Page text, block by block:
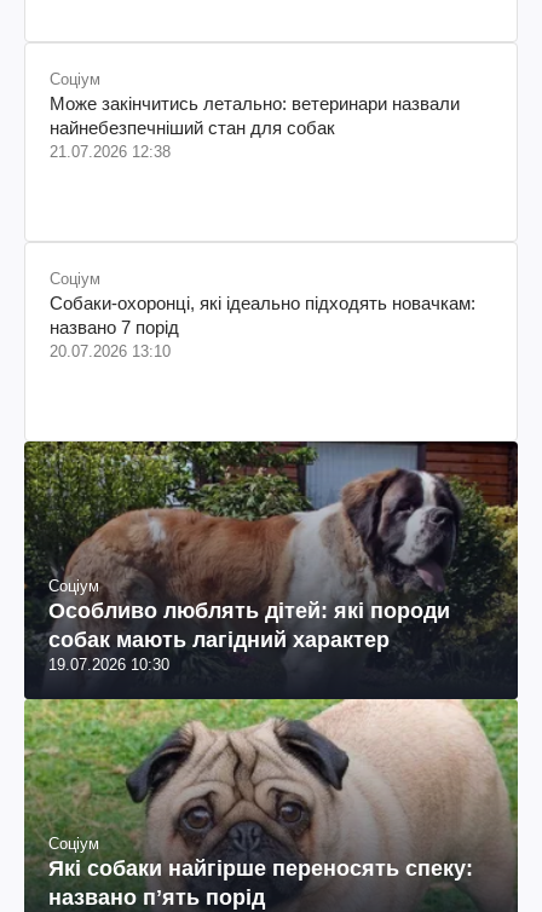
Соціум
Може закінчитись летально: ветеринари назвали
найнебезпечніший стан для собак
21.07.2026 12:38
Соціум
Собаки-охоронці, які ідеально підходять новачкам:
названо 7 порід
20.07.2026 13:10
Соціум
Особливо люблять дітей: які породи
собак мають лагідний характер
19.07.2026 10:30
Соціум
Які собаки найгірше переносять спеку:
названо пʼять порід